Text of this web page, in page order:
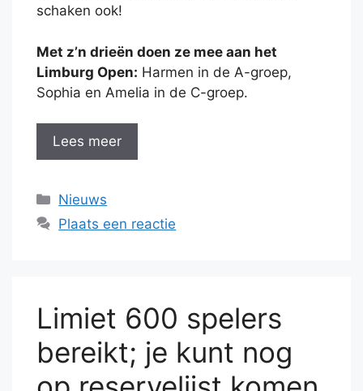
schaken ook!
Met z’n drieën doen ze mee aan het
Limburg Open: Harmen in de A-groep,
Sophia en Amelia in de C-groep.
Lees meer
Categorieën
Nieuws
Plaats een reactie
Limiet 600 spelers
bereikt; je kunt nog